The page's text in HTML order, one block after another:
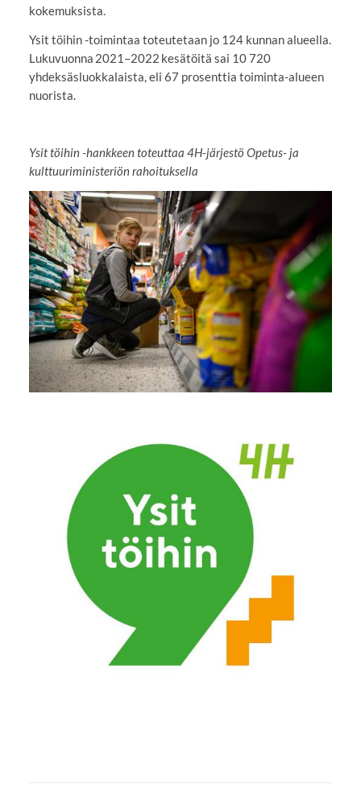
kokemuksista.
Ysit töihin -toimintaa toteutetaan jo 124 kunnan alueella.
Lukuvuonna 2021–2022 kesätöitä sai 10 720
yhdeksäsluokkalaista, eli 67 prosenttia toiminta-alueen
nuorista.
Ysit töihin -hankkeen toteuttaa 4H-järjestö Opetus- ja
kulttuuriministeriön rahoituksella